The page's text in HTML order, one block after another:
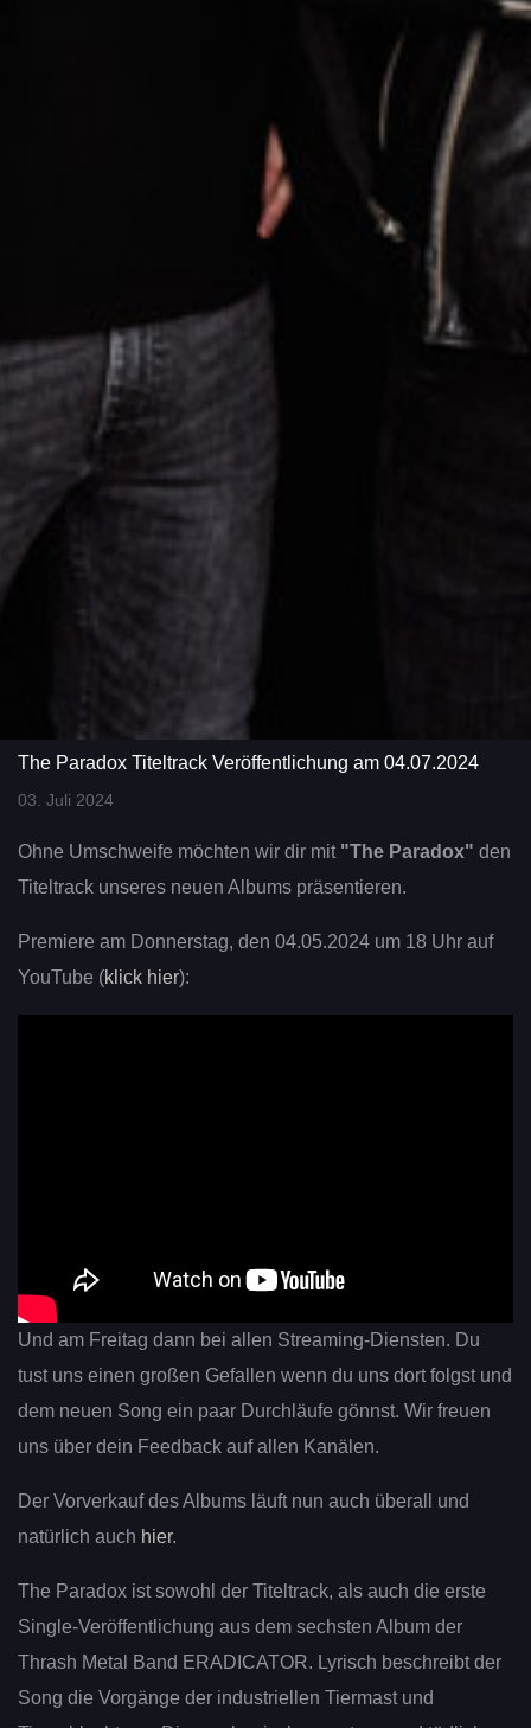
The Paradox Titeltrack Veröffentlichung am 04.07.2024
03. Juli 2024
Ohne Umschweife möchten wir dir mit "The Paradox" den
Titeltrack unseres neuen Albums präsentieren.
Premiere am Donnerstag, den 04.05.2024 um 18 Uhr auf
YouTube (klick hier):
Und am Freitag dann bei allen Streaming-Diensten. Du
tust uns einen großen Gefallen wenn du uns dort folgst und
dem neuen Song ein paar Durchläufe gönnst. Wir freuen
uns über dein Feedback auf allen Kanälen.
Der Vorverkauf des Albums läuft nun auch überall und
natürlich auch hier.
The Paradox ist sowohl der Titeltrack, als auch die erste
Single-Veröffentlichung aus dem sechsten Album der
Thrash Metal Band ERADICATOR. Lyrisch beschreibt der
Song die Vorgänge der industriellen Tiermast und